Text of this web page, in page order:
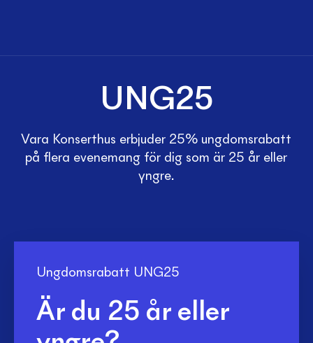
UNG25
Vara Konserthus erbjuder 25% ungdomsrabatt
på flera evenemang för dig som är 25 år eller
yngre.
Ungdomsrabatt UNG25
Är du 25 år eller